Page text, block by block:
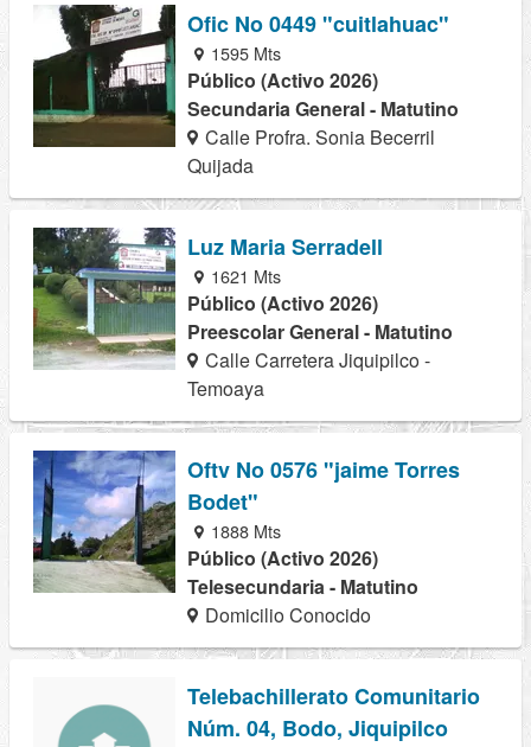
Ofic No 0449 "cuitlahuac"
1595 Mts
Público (Activo 2026)
Secundaria General - Matutino
Calle Profra. Sonia Becerril
Quijada
Luz Maria Serradell
1621 Mts
Público (Activo 2026)
Preescolar General - Matutino
Calle Carretera Jiquipilco -
Temoaya
Oftv No 0576 "jaime Torres
Bodet"
1888 Mts
Público (Activo 2026)
Telesecundaria - Matutino
Domicilio Conocido
Telebachillerato Comunitario
Núm. 04, Bodo, Jiquipilco